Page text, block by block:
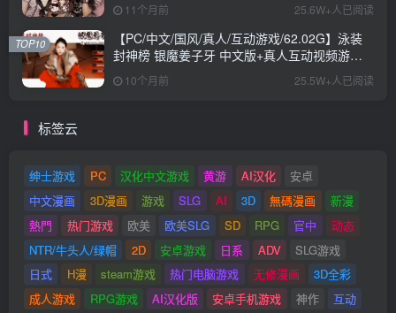
11个月前 25.6W+人已阅读
【PC/中文/国风/真人/互动游戏/62.02G】泳装
封神榜 银魔姜子牙 中文版+真人互动视频游戏
+62.02G
10个月前 25.5W+人已阅读
TOP10
标签云
绅士游戏 PC 汉化中文游戏 黄游 AI汉化
安卓
中文漫画
3D漫画 游戏 SLG AI 3D 無碼漫画
新漫
熱門
热门游戏 欧美 欧美SLG SD RPG 官中
动态
NTR/牛头人/绿帽
2D 安卓游戏 日系 ADV
SLG游戏
日式
H漫 steam游戏 热门电脑游戏 无修漫画
3D全彩
成人游戏
RPG游戏 AI汉化版 安卓手机游戏 神作 互动